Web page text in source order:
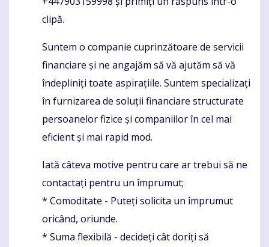
clipă.
Suntem o companie cuprinzătoare de servicii
financiare și ne angajăm să vă ajutăm să vă
îndepliniți toate aspirațiile. Suntem specializați
în furnizarea de soluții financiare structurate
persoanelor fizice și companiilor în cel mai
eficient și mai rapid mod.
Iată câteva motive pentru care ar trebui să ne
contactați pentru un împrumut;
* Comoditate - Puteți solicita un împrumut
oricând, oriunde.
* Suma flexibilă - decideți cât doriți să